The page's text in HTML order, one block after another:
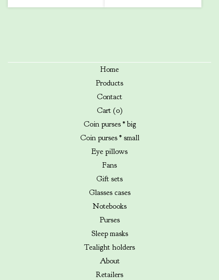
Home
Products
Contact
Cart (0)
Coin purses * big
Coin purses * small
Eye pillows
Fans
Gift sets
Glasses cases
Notebooks
Purses
Sleep masks
Tealight holders
About
Retailers